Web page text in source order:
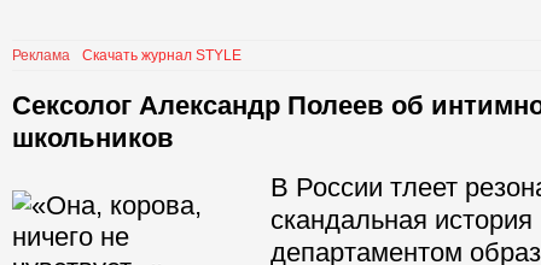
Реклама Скачать журнал STYLE
Сексолог Александр Полеев об
школьников
В России тлеет
скандальная
департаментом